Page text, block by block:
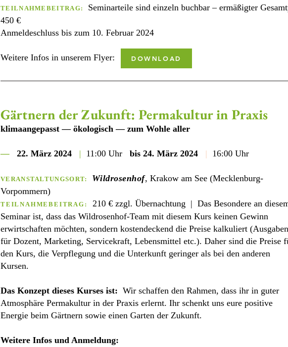
TEILNAHMEBEITRAG:
Seminarteile sind einzeln buchbar – ermäßigter
450 €
Anmeldeschluss bis zum 10. Februar 2024
Weitere Infos in unserem Flyer: DOWNLOAD
Gärtnern der Zukunft: Permakultur in Praxis
klimaangepasst —ökologisch — zum Wohle aller
— 22. März 2024 | 11:00 Uhr bis 24. März 2024 | 16:00 Uhr
VERANSTALTUNGSORT: Wildrosenhof, Krakow am See (Mecklenburg-
Vorpommern)
TEILNAHMEBEITRAG:
210 € zzgl. Übernachtung | Das Besondere an
Seminar ist, dass das Wildrosenhof-Team mit diesem Kurs keinen Gewinn
erwirtschaften möchten, sondern kostendeckend die Preise kalkuliert (Ausgaben
für Dozent, Marketing, Servicekraft, Lebensmittel etc.). Daher sind die Preise
den Kurs, die Verpflegung und die Unterkunft geringer als bei den anderen
Kursen.
Das Konzept dieses Kurses ist: Wir schaffen den Rahmen, dass ihr in guter
Atmosphäre Permakultur in der Praxis erlernt. Ihr schenkt uns eure positive
Energie beim Gärtnern sowie einen Garten der Zukunft.
Weitere Infos und Anmeldung: